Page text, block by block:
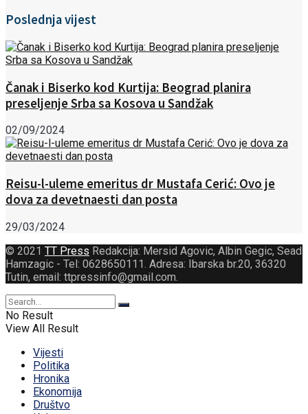
Poslednja vijest
Čanak i Biserko kod Kurtija: Beograd planira
preseljenje Srba sa Kosova u Sandžak
02/09/2024
Reisu-l-uleme emeritus dr Mustafa Cerić: Ovo je
dova za devetnaesti dan posta
29/03/2024
© 2021 TT Press Redakcija: Mersid Agovic, Albin Gegic, Sead
Hamzagic - Tel: 0628650111. Adresa: Ibarska br.20, 36320
Tutin, email: ttpressinfo@gmail.com.
No Result
View All Result
Vijesti
Politika
Hronika
Ekonomija
Društvo